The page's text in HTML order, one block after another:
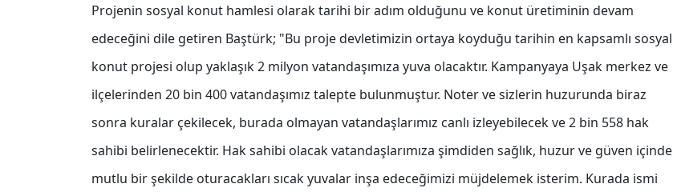
Projenin sosyal konut hamlesi olarak tarihi bir adım olduğunu ve konut üretiminin devam
edeceğini dile getiren Baştürk; "Bu proje devletimizin ortaya koyduğu tarihin en kapsamlı sosyal
konut projesi olup yaklaşık 2 milyon vatandaşımıza yuva olacaktır. Kampanyaya Uşak merkez ve
ilçelerinden 20 bin 400 vatandaşımız talepte bulunmuştur. Noter ve sizlerin huzurunda biraz
sonra kuralar çekilecek, burada olmayan vatandaşlarımız canlı izleyebilecek ve 2 bin 558 hak
sahibi belirlenecektir. Hak sahibi olacak vatandaşlarımıza şimdiden sağlık, huzur ve güven içinde
mutlu bir şekilde oturacakları sıcak yuvalar inşa edeceğimizi müjdelemek isterim. Kurada ismi